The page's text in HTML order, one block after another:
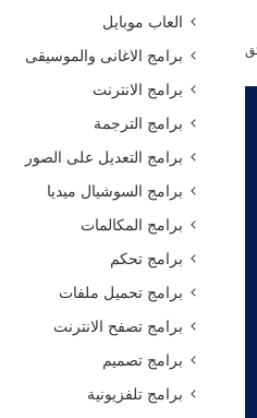
العاب موبايل
برامج الاغانى والموسيقى
برامج الانترنت
برامج الترجمة
برامج التعديل على الصور
برامج السوشيال ميديا
برامج المكالمات
برامج تحكم
برامج تحميل ملفات
برامج تصفح الانترنت
برامج تصميم
برامج تلفزيونية